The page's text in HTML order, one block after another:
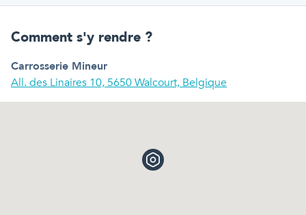
Comment s'y rendre ?
Carrosserie Mineur
All. des Linaires 10, 5650 Walcourt, Belgique